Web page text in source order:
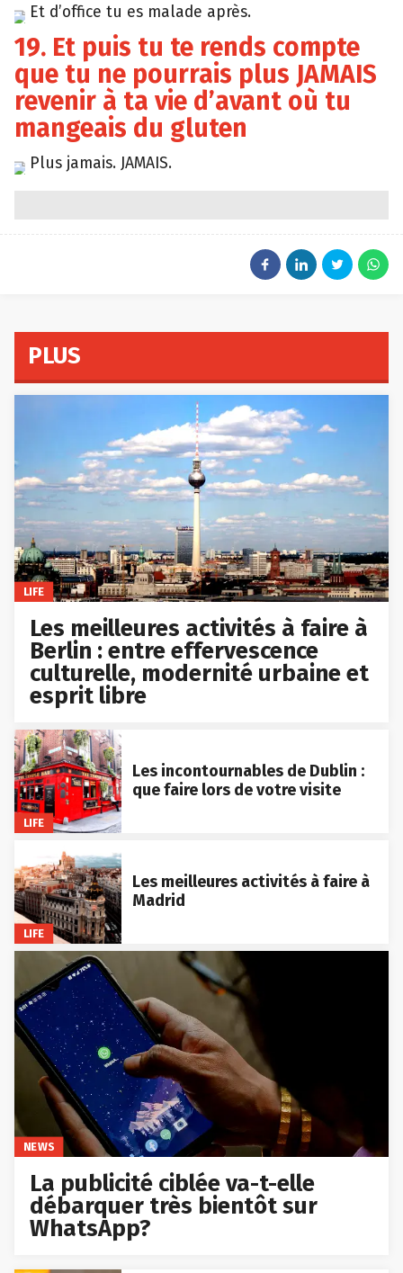
Giphy
Et d’office tu es malade après.
19. Et puis tu te rends compte
que tu ne pourrais plus JAMAIS
revenir à ta vie d’avant où tu
mangeais du gluten
Tumblr
Plus jamais. JAMAIS.
PLUS
LIFE
Les meilleures activités à faire à
Berlin : entre effervescence
culturelle, modernité urbaine et
esprit libre
LIFE
Les incontournables de Dublin :
que faire lors de votre visite
LIFE
Les meilleures activités à faire à
Madrid
NEWS
La publicité ciblée va-t-elle
débarquer très bientôt sur
WhatsApp?